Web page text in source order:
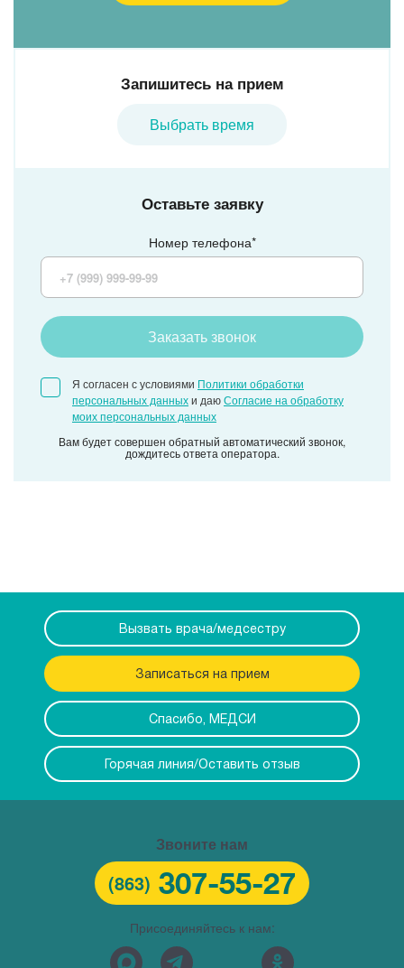
Оставьте заявку
Номер телефона*
Заказать звонок
Я согласен с условиями Политики обработки
персональных данныхи даюСогласие на обработку
моих персональных данных
Вам будет совершен обратный автоматический звонок,
дождитесь ответа оператора.
Запишитесь на прием
Выбрать время
Вызвать врача/медсестру
Записаться на прием
Спасибо, МЕДСИ
Горячая линия/Оставить отзыв
Звоните нам
(863) 307-55-27
Присоединяйтесь к нам: